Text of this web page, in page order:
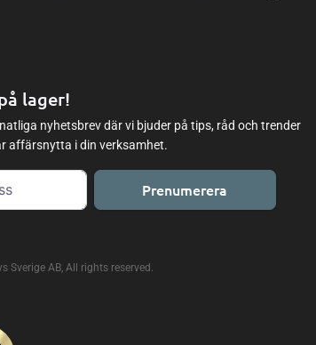
lager!
nyhetsbrev där vi bjuder på tips, råd och trender
affärsnytta i din verksamhet.
Prenumerera
Sverige AB, All rights reserved.